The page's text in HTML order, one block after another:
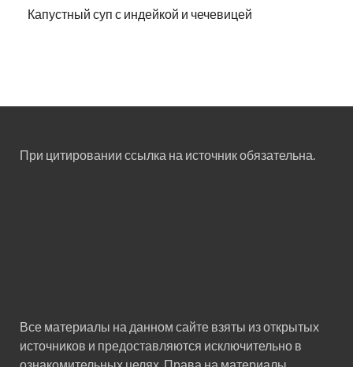
Капустный суп с индейкой и чечевицей
При цитировании ссылка на источник обязательна.
Все материалы на данном сайте взяты из открытых
источников и предоставляются исключительно в
ознакомительных целях. Права на материалы